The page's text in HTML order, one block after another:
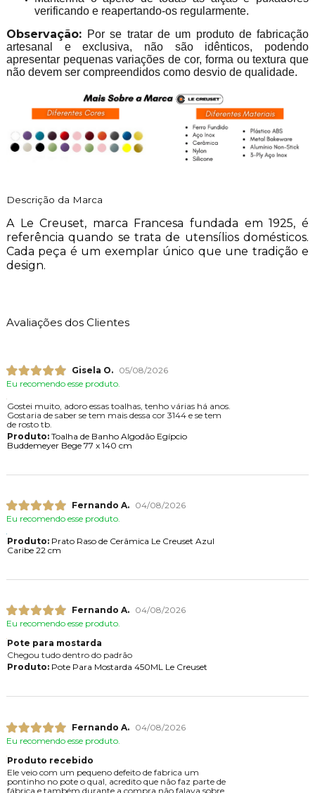
verificando e reapertando-os regularmente.
Observação: Por se tratar de um produto de fabricação
artesanal e exclusiva, não são idênticos, podendo
apresentar pequenas variações de cor, forma ou textura que
não devem ser compreendidos como desvio de qualidade.
Descrição da Marca
A Le Creuset, marca Francesa fundada em 1925, é
referência quando se trata de utensílios domésticos.
Cada peça é um exemplar único que une tradição e
design.
Avaliações dos Clientes
Gisela O.
05/08/2026
Eu recomendo esse produto.
Gostei muito, adoro essas toalhas, tenho várias há anos.
Gostaria de saber se tem mais dessa cor 3144 e se tem
de rosto tb.
Produto:Toalha de Banho Algodão Egípcio
Buddemeyer Bege 77 x 140 cm
Fernando A.
04/08/2026
Eu recomendo esse produto.
Produto:Prato Raso de Cerâmica Le Creuset Azul
Caribe 22 cm
Fernando A.
04/08/2026
Eu recomendo esse produto.
Pote para mostarda
Chegou tudo dentro do padrão
Produto:Pote Para Mostarda 450ML Le Creuset
Fernando A.
04/08/2026
Eu recomendo esse produto.
Produto recebido
Ele veio com um pequeno defeito de fabrica um
pontinho no pote o qual, acredito que não faz parte de
fábrica e também durante a compra não falava sobre